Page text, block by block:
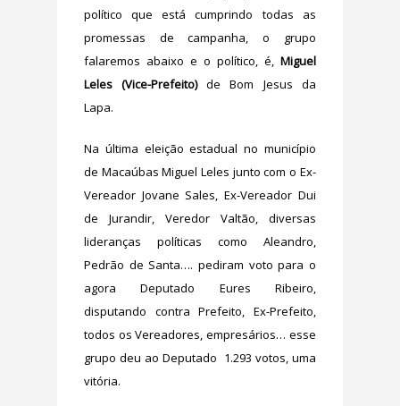
político que está cumprindo todas as
promessas de campanha, o grupo
falaremos abaixo e o político, é, Miguel
Leles (Vice-Prefeito)de Bom Jesus da
Lapa.
Na última eleição estadual no município
de Macaúbas Miguel Leles junto com o Ex-
Vereador Jovane Sales, Ex-Vereador Dui
de Jurandir, Veredor Valtão, diversas
lideranças políticas como Aleandro,
Pedrão de Santa…. pediram voto para o
agora Deputado Eures Ribeiro,
disputando contra Prefeito, Ex-Prefeito,
todos os Vereadores, empresários… esse
grupo deu ao Deputado 1.293 votos, uma
vitória.